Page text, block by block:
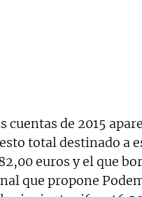
cuentas de 2015
total destinado a
euros y el que
que propone